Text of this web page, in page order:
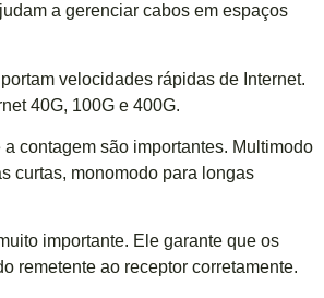
a gerenciar cabos em espaços
velocidades rápidas de Internet.
40G, 100G e 400G.
a contagem são importantes. Multimodo
curtas, monomodo para longas
importante. Ele garante que os
remetente ao receptor corretamente.